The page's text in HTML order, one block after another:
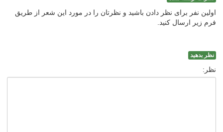
اولین نفر برای نظر دادن باشید و نظرتان را در مورد این شعر از طریق
فرم زیر ارسال کنید.
نظر بدهید
نظر: